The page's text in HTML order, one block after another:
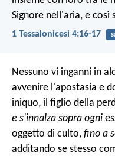
Signore nell'aria, e così
1 Tessalonicesi 4:16-17
Nessuno vi inganni in
avvenire l'apostasia e
iniquo, il figlio della
e s'innalza sopra ogni
oggetto di culto, fino a
additando se stesso